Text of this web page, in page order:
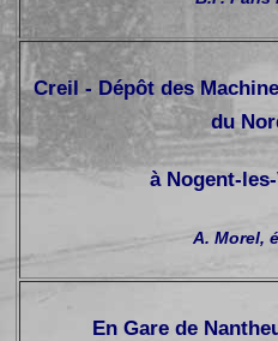
Creil - Dépôt des
du
à Nogent-
A. Morel,
En Gare de